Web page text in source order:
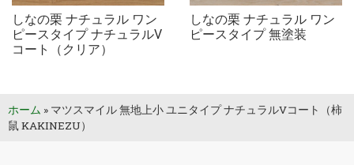
ラル ワン
チュラルV
）
しなの栗 ナチュラル ワン
ピースタイプ 無塗装
しなの栗 ナ
タイプ 無塗
ホーム » マツスマイル 無地上小 ユニタイプ ナチュラルVコート（柿
鼠 KAKINEZU）